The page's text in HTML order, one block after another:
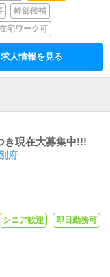
幹部候補
宅ワーク可
求人情報を見る
き現在大募集中!!!
府
シニア歓迎 即日勤務可